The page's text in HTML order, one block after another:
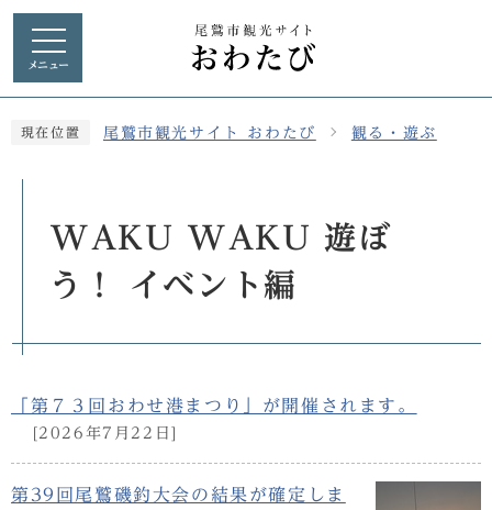
メニュー
現在位置 尾鷲市観光サイト おわたび 観る・遊ぶ
WAKU WAKU 遊ぼ
う！ イベント編
「第７３回おわせ港まつり」が開催されます。
[2026年7月22日]
第39回尾鷲磯釣大会の結果が確定しま